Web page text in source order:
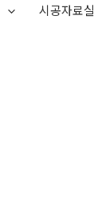
시공자료실